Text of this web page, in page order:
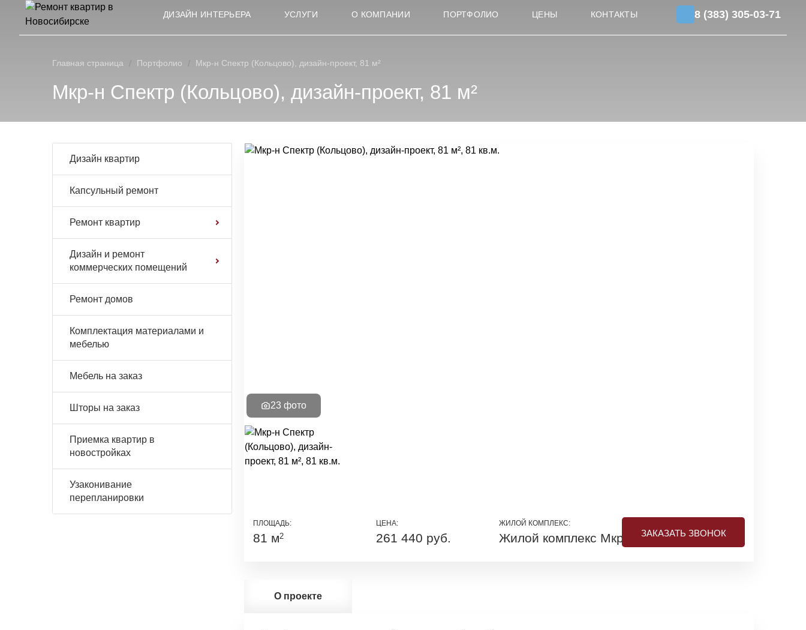
ДИЗАЙН ИНТЕРЬЕРА УСЛУГИ О КОМПАНИИ ПОРТФОЛИО ЦЕНЫ КОНТАКТЫ 8 (383) 305-03-71
Главная страница / Портфолио / Мкр-н Спектр (Кольцово), дизайн-проект, 81 м²
Мкр-н Спектр (Кольцово), дизайн-проект, 81 м²
Дизайн квартир
Капсульный ремонт
Ремонт квартир
Дизайн и ремонт
коммерческих помещений
Ремонт домов
Комплектация материалами и
мебелью
Мебель на заказ
Шторы на заказ
Приемка квартир в
новостройках
Узаконивание
перепланировки
23 фото
ПЛОЩАДЬ:
81 м2
ЦЕНА:
261 440 руб.
ЖИЛОЙ КОМПЛЕКС:
Жилой комплекс Мкр-н "Спектр"
ЗАКАЗАТЬ ЗВОНОК
О проекте